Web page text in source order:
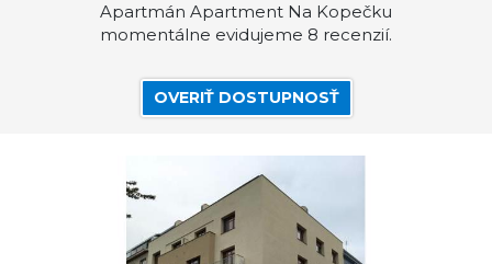
Apartmán Apartment Na Kopečku
momentálne evidujeme 8 recenzií.
OVERIŤ DOSTUPNOSŤ